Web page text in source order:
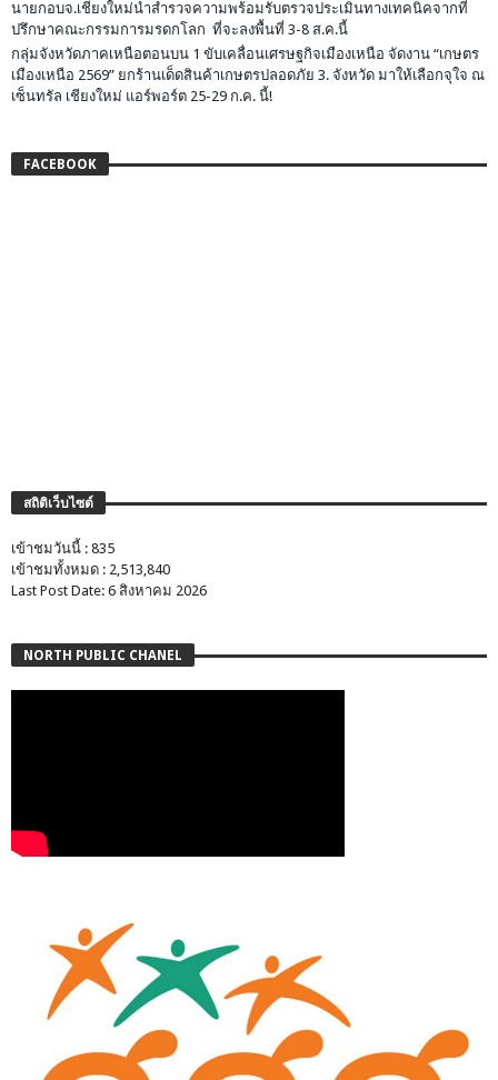
นายกอบจ.เชียงใหม่นำสำรวจความพร้อมรับตรวจประเมินทางเทคนิคจากที่
ปรึกษาคณะกรรมการมรดกโลก ที่จะลงพื้นที่ 3-8 ส.ค.นี้
กลุ่มจังหวัดภาคเหนือตอนบน 1 ขับเคลื่อนเศรษฐกิจเมืองเหนือ จัดงาน “เกษตร
เมืองเหนือ 2569” ยกร้านเด็ดสินค้าเกษตรปลอดภัย 3. จังหวัด มาให้เลือกจุใจ ณ
เซ็นทรัล เชียงใหม่ แอร์พอร์ต 25-29 ก.ค. นี้!
FACEBOOK
สถิติเว็บไซต์
เข้าชมวันนี้ : 835
เข้าชมทั้งหมด : 2,513,840
Last Post Date: 6 สิงหาคม 2026
NORTH PUBLIC CHANEL